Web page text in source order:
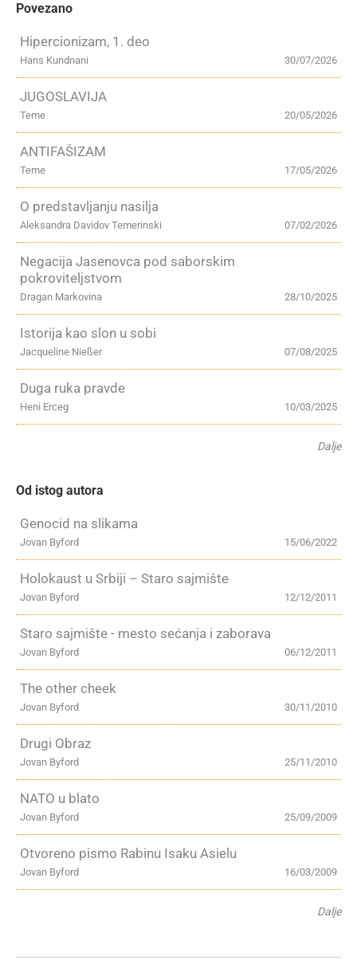
Povezano
Hipercionizam, 1. deo
30/07/2026
Hans Kundnani
JUGOSLAVIJA
20/05/2026
Teme
ANTIFAŠIZAM
17/05/2026
Teme
O predstavljanju nasilja
07/02/2026
Aleksandra Davidov Temerinski
Negacija Jasenovca pod saborskim
pokroviteljstvom
28/10/2025
Dragan Markovina
Istorija kao slon u sobi
07/08/2025
Jacqueline Nießer
Duga ruka pravde
10/03/2025
Heni Erceg
Dalje
Od istog autora
Genocid na slikama
15/06/2022
Jovan Byford
Holokaust u Srbiji – Staro sajmište
12/12/2011
Jovan Byford
Staro sajmište - mesto sećanja i zaborava
06/12/2011
Jovan Byford
The other cheek
30/11/2010
Jovan Byford
Drugi Obraz
25/11/2010
Jovan Byford
NATO u blato
25/09/2009
Jovan Byford
Otvoreno pismo Rabinu Isaku Asielu
16/03/2009
Jovan Byford
Dalje